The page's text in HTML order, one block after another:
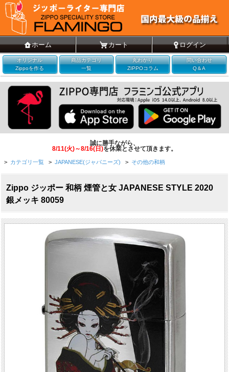
ホーム カート ログイン
オリジナル
Zippoを作る
商品カテゴリ
一覧
丸わかり
ZIPPOコラム
問い合わせ
Q＆A
誠に勝手ながら、
8/11(火)～8/16(日)を休業とさせて頂きます。
> カテゴリ一覧 > JAPANESE(ジャパニーズ) > その他の和柄
Zippo ジッポー 和柄 煙管と女 JAPANESE STYLE 2020
銀メッキ 80059